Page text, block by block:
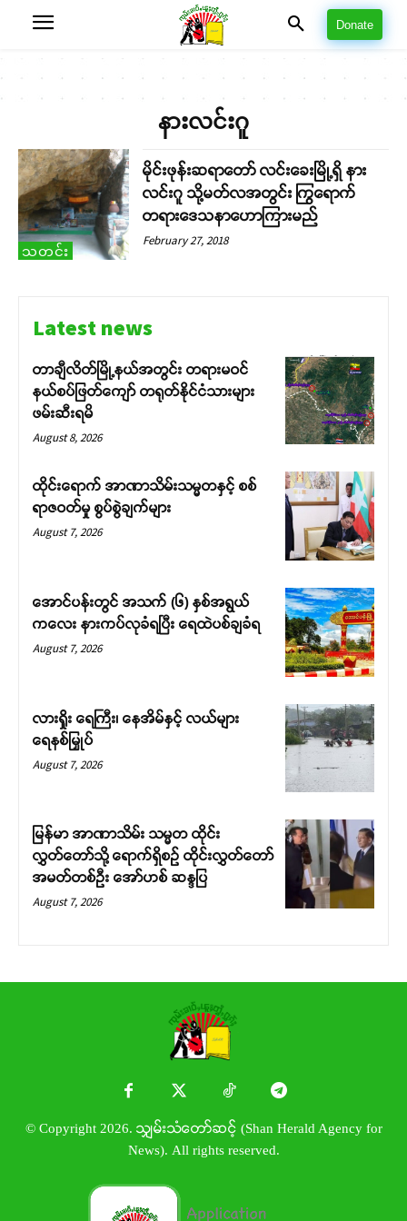
Donate
နားလင်းဂူ
သတင်း
မိုင်းဖုန်းဆရာတော် လင်းခေးမြို့ရှိ နား
လင်းဂူ သို့မတ်လအတွင်း ကြွရောက်
တရားဒေသနာဟောကြားမည်
February 27, 2018
Latest news
တာချီလိတ်မြို့နယ်အတွင်း တရားမဝင်
နယ်စပ်ဖြတ်ကျော် တရုတ်နိုင်ငံသားများ
ဖမ်းဆီးရမိ
August 8, 2026
ထိုင်းရောက် အာဏာသိမ်းသမ္မတနှင့် စစ်
ရာဇဝတ်မှု စွပ်စွဲချက်များ
August 7, 2026
အောင်ပန်းတွင် အသက် (၆) နှစ်အရွယ်
ကလေး နားကပ်လုခံရပြီး ရေထဲပစ်ချခံရ
August 7, 2026
လားရှိုး ရေကြီး၊ နေအိမ်နှင့် လယ်များ
ရေနစ်မြှုပ်
August 7, 2026
မြန်မာ အာဏာသိမ်း သမ္မတ ထိုင်း
လွှတ်တော်သို့ ရောက်ရှိစဉ် ထိုင်းလွှတ်တော်
အမတ်တစ်ဦး အော်ဟစ် ဆန္ဒပြ
August 7, 2026
© Copyright 2026. သျှမ်းသံတော်ဆင့် (Shan Herald Agency for
News). All rights reserved.